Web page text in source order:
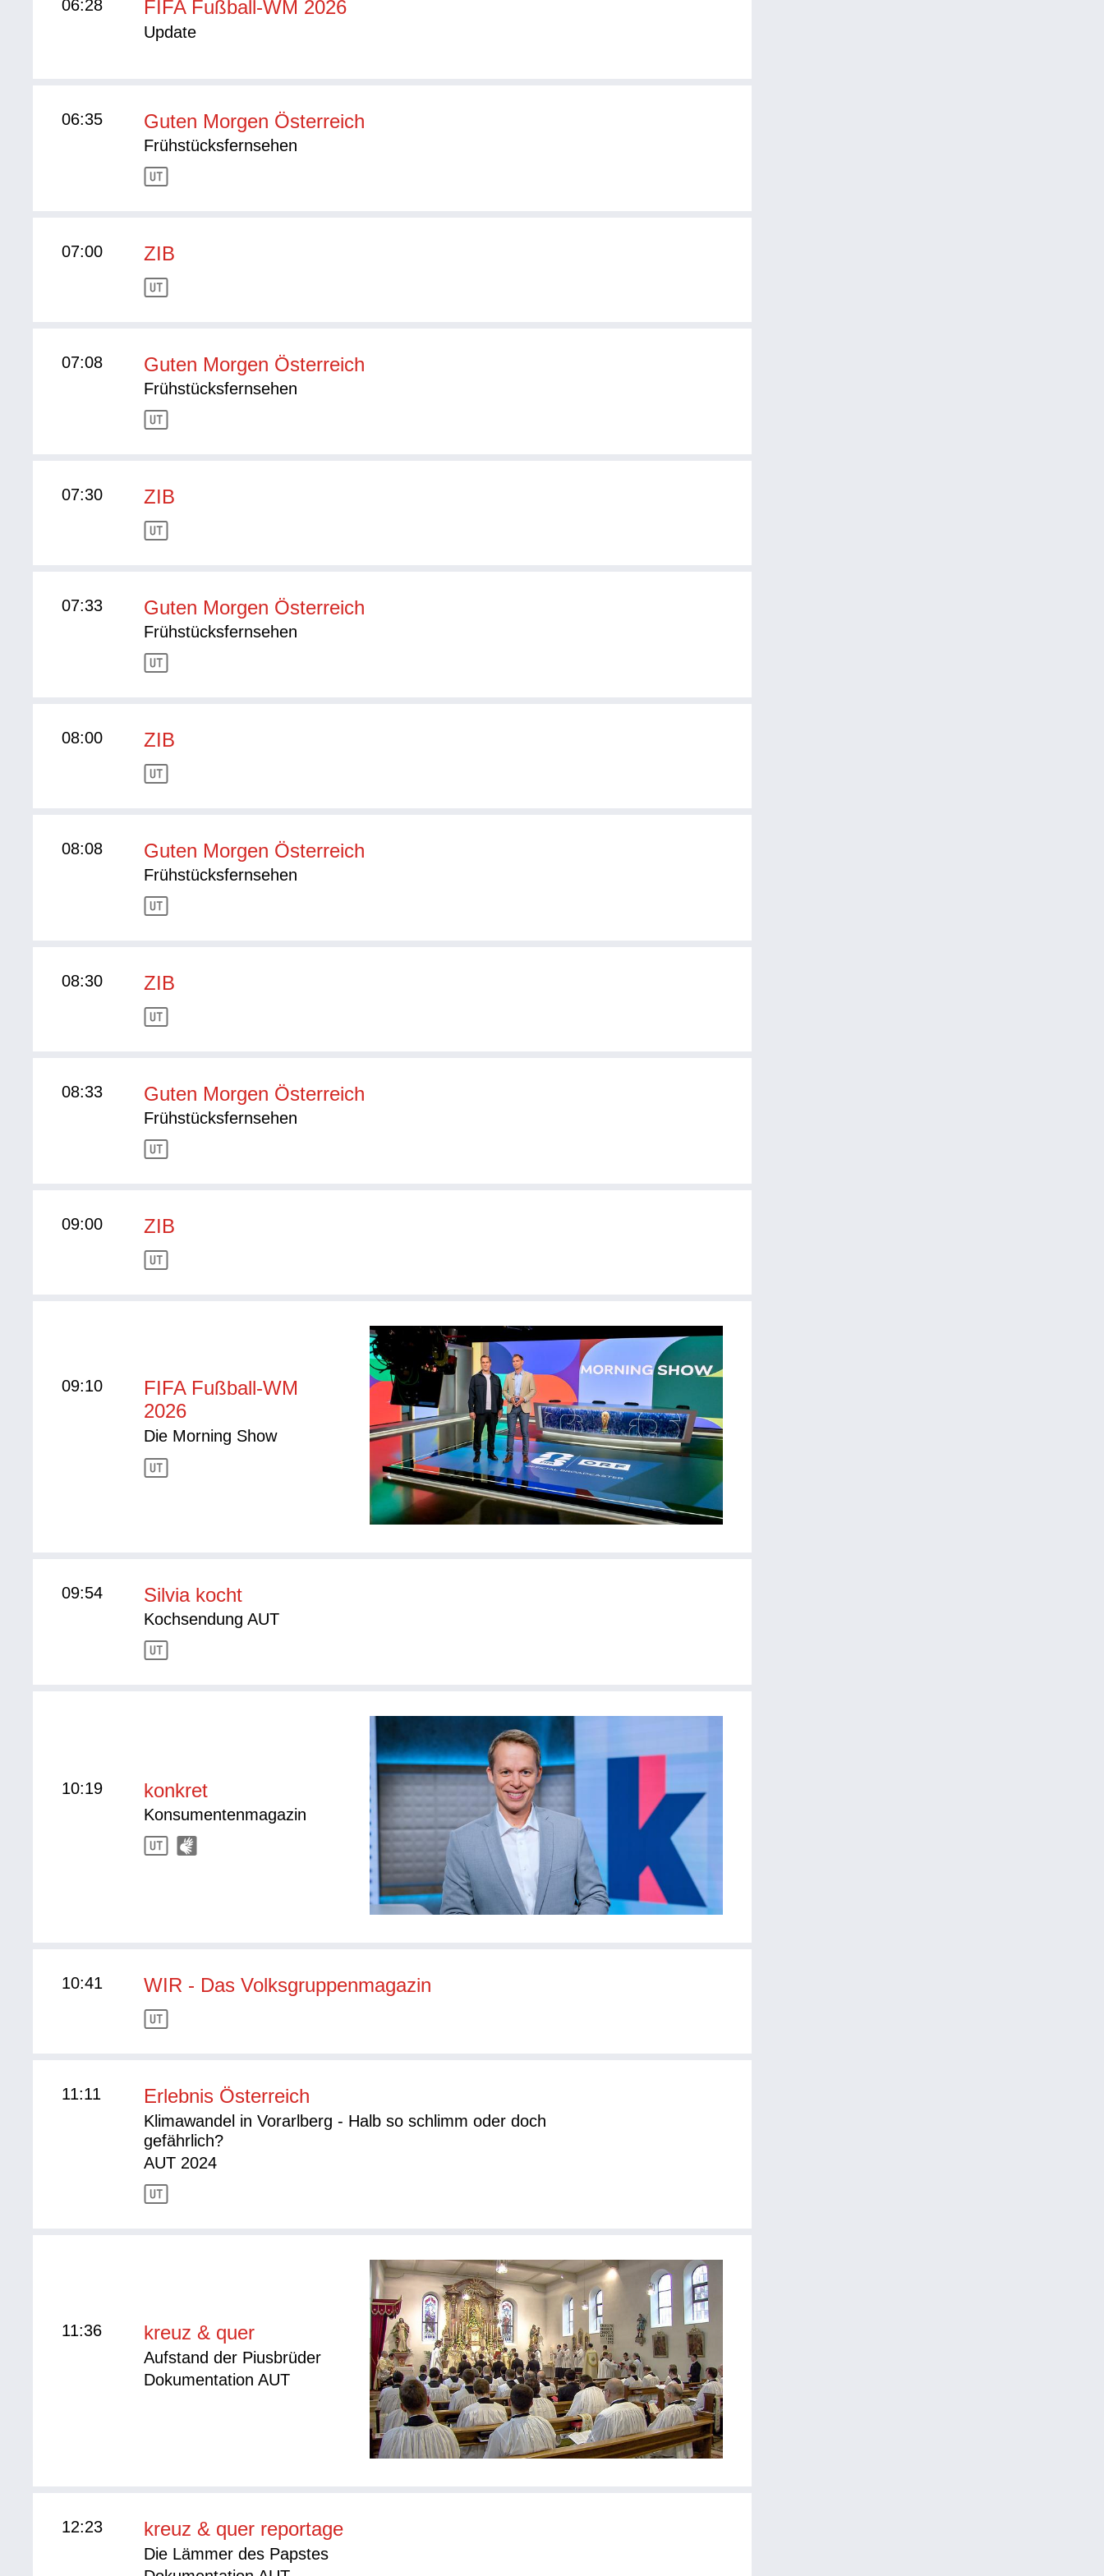
06:28 FIFA Fußball-WM 2026
Update
06:35 Guten Morgen Österreich
Frühstücksfernsehen
07:00 ZIB
07:08 Guten Morgen Österreich
Frühstücksfernsehen
07:30 ZIB
07:33 Guten Morgen Österreich
Frühstücksfernsehen
08:00 ZIB
08:08 Guten Morgen Österreich
Frühstücksfernsehen
08:30 ZIB
08:33 Guten Morgen Österreich
Frühstücksfernsehen
09:00 ZIB
09:10
FIFA Fußball-WM
2026
Die Morning Show
09:54 Silvia kocht
Kochsendung AUT
10:19 konkret
Konsumentenmagazin
10:41 WIR - Das Volksgruppenmagazin
11:11 Erlebnis Österreich
Klimawandel in Vorarlberg - Halb so schlimm oder doch
gefährlich?
AUT 2024
11:36 kreuz & quer
Aufstand der Piusbrüder
Dokumentation AUT
12:23 kreuz & quer reportage
Die Lämmer des Papstes